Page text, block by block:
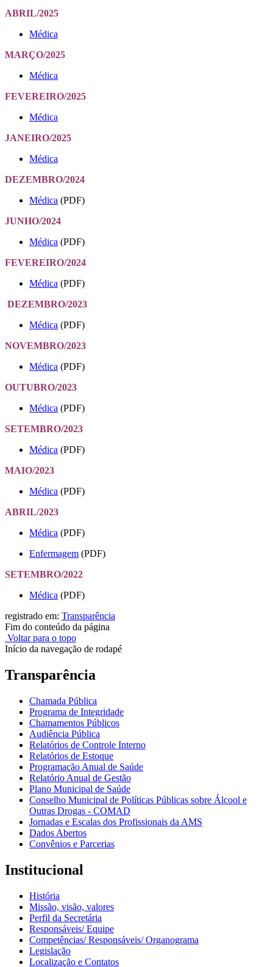
ABRIL/2025
Médica
MARÇO/2025
Médica
FEVEREIRO/2025
Médica
JANEIRO/2025
Médica
DEZEMBRO/2024
Médica (PDF)
JUNHO/2024
Médica (PDF)
FEVEREIRO/2024
Médica (PDF)
DEZEMBRO/2023
Médica (PDF)
NOVEMBRO/2023
Médica (PDF)
OUTUBRO/2023
Médica (PDF)
SETEMBRO/2023
Médica (PDF)
MAIO/2023
Médica (PDF)
ABRIL/2023
Médica (PDF)
Enfermagem (PDF)
SETEMBRO/2022
Médica (PDF)
registrado em: Transparência
Fim do conteúdo da página
Voltar para o topo
Início da navegação de rodapé
Transparência
Chamada Pública
Programa de Integridade
Chamamentos Públicos
Audiência Pública
Relatórios de Controle Interno
Relatórios de Estoque
Programação Anual de Saúde
Relatório Anual de Gestão
Plano Municipal de Saúde
Conselho Municipal de Políticas Públicas sobre Álcool e
Outras Drogas - COMAD
Jornadas e Escalas dos Profissionais da AMS
Dados Abertos
Convênios e Parcerias
Institucional
História
Missão, visão, valores
Perfil da Secretária
Responsáveis/ Equipe
Competências/ Responsáveis/ Organograma
Legislação
Localização e Contatos